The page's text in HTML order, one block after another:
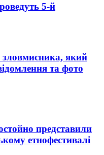
5-й
який
та фото
представили
етнофестивалі